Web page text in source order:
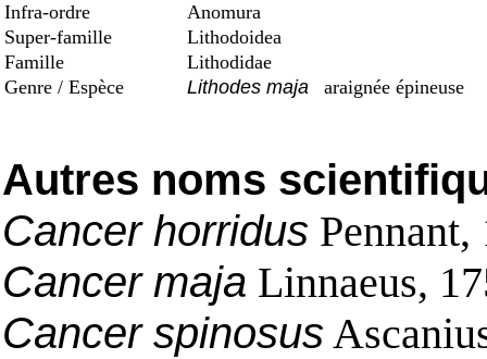
Infra-ordre
Anomura
Super-famille
Lithodoidea
Famille
Lithodidae
Genre / Espèce
Lithodes maja araignée épineuse
Autres noms
Cancer horridus Pennant,
Cancer maja Linnaeus,
Cancer spinosus